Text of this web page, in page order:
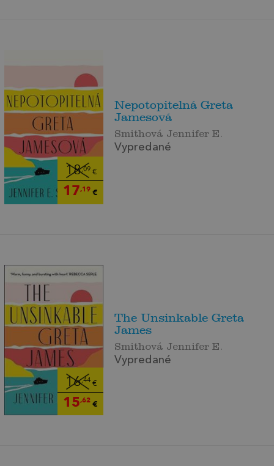
18,09 €
17,19€
Nepotopitelná Greta
Jamesová
Smithová Jennifer E.
Vypredané
16,44€
15,62€
The Unsinkable Greta
James
Smithová Jennifer E.
Vypredané